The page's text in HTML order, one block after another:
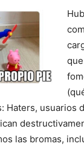
Haters, usuarios
las bromas,